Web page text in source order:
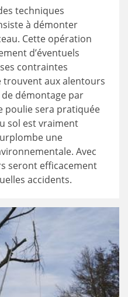
techniques
à démonter
Cette opération
d’éventuels
contraintes
trouvent aux alentours
démontage par
poulie sera pratiquée
sol est vraiment
une
Avec
seront efficacement
accidents.